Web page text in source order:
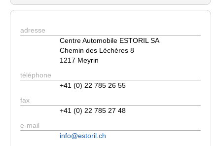
adresse
Centre Automobile ESTORIL SA
Chemin des Léchères 8
1217 Meyrin
téléphone
+41 (0) 22 785 26 55
fax
+41 (0) 22 785 27 48
e-mail
info@estoril.ch